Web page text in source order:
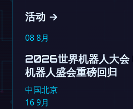
活动 →
088月
2026世界机器人大会
机器人盛会重磅回归
中国北京
169月